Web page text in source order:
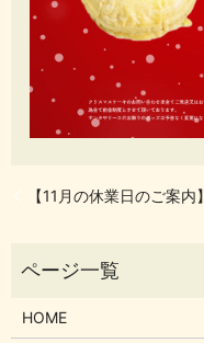
【11月の休業日のご案内】
HOME